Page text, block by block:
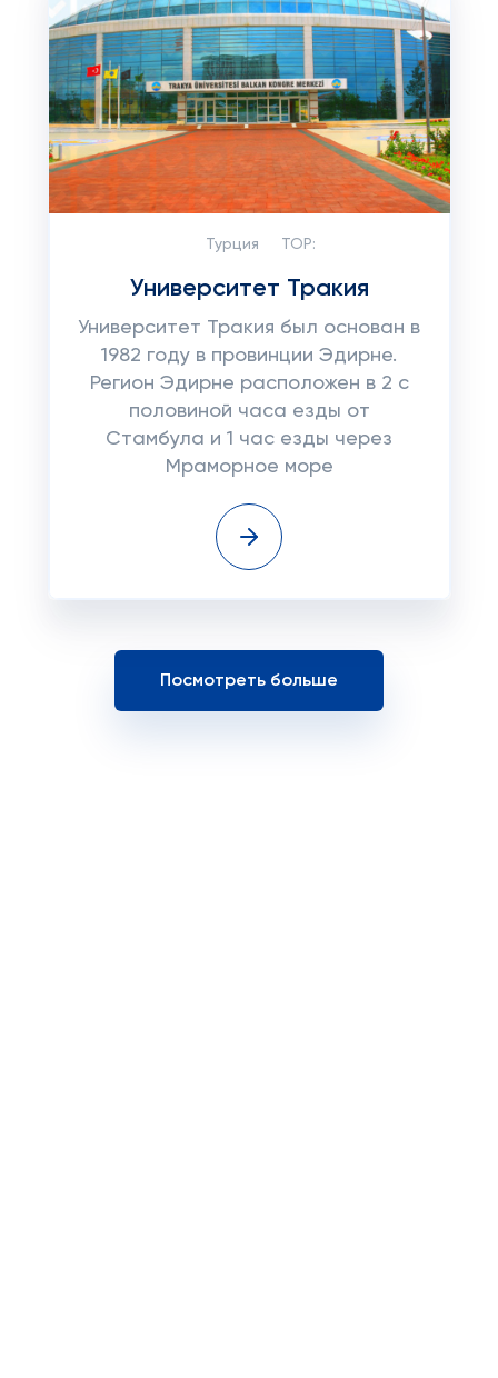
Турция TOP:
Университет Тракия
Университет Тракия был основан в
1982 году в провинции Эдирне.
Регион Эдирне расположен в 2 с
половиной часа езды от
Стамбула и 1 час езды через
Мраморное море
Посмотреть больше